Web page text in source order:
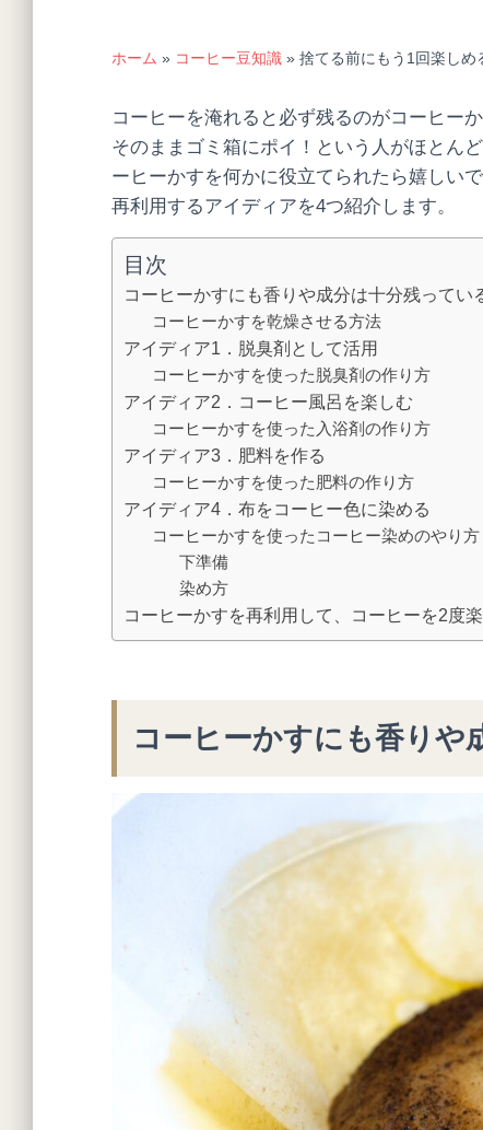
ホーム » コーヒー豆知識 » 捨てる前にもう1回楽しめ
コーヒーを淹れると必ず残るのがコーヒー
そのままゴミ箱にポイ！という人がほとん
ーヒーかすを何かに役立てられたら嬉しい
再利用するアイディアを4つ紹介します。
目次
コーヒーかすにも香りや成分は十分残ってい
コーヒーかすを乾燥させる方法
アイディア1．脱臭剤として活用
コーヒーかすを使った脱臭剤の作り方
アイディア2．コーヒー風呂を楽しむ
コーヒーかすを使った入浴剤の作り方
アイディア3．肥料を作る
コーヒーかすを使った肥料の作り方
アイディア4．布をコーヒー色に染める
コーヒーかすを使ったコーヒー染めのやり方
下準備
染め方
コーヒーかすを再利用して、コーヒーを2度楽
コーヒーかすにも香りや